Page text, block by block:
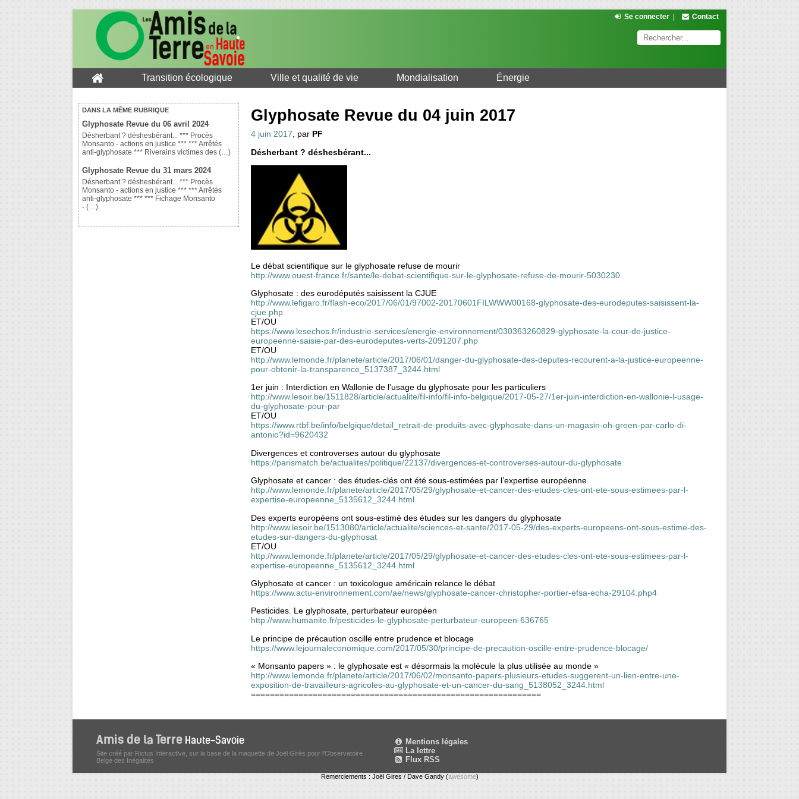
Se connecter Contact
Transition écologique Ville et qualité de vie Mondialisation Énergie
DANS LA MÊME RUBRIQUE
Glyphosate Revue du 06 avril 2024
Désherbant ? déshesbérant... *** Procès
Monsanto - actions en justice *** *** Arrêtés
anti-glyphosate *** Riverains victimes des (…)
Glyphosate Revue du 31 mars 2024
Désherbant ? déshesbérant... *** Procès
Monsanto - actions en justice *** *** Arrêtés
anti-glyphosate *** *** Fichage Monsanto
- (…)
Glyphosate Revue du 04 juin 2017
4 juin 2017, par PF
Désherbant ? déshesbérant...
Le débat scientifique sur le glyphosate refuse de mourir
http://www.ouest-france.fr/sante/le-debat-scientifique-sur-le-glyphosate-refuse-de-mourir-5030230
Glyphosate : des eurodéputés saisissent la CJUE
http://www.lefigaro.fr/flash-eco/2017/06/01/97002-20170601FILWWW00168-glyphosate-des-eurodeputes-saisissent-la-
cjue.php
ET/OU
https://www.lesechos.fr/industrie-services/energie-environnement/030363260829-glyphosate-la-cour-de-justice-
europeenne-saisie-par-des-eurodeputes-verts-2091207.php
ET/OU
http://www.lemonde.fr/planete/article/2017/06/01/danger-du-glyphosate-des-deputes-recourent-a-la-justice-europeenne-
pour-obtenir-la-transparence_5137387_3244.html
1er juin : Interdiction en Wallonie de l’usage du glyphosate pour les particuliers
http://www.lesoir.be/1511828/article/actualite/fil-info/fil-info-belgique/2017-05-27/1er-juin-interdiction-en-wallonie-l-usage-
du-glyphosate-pour-par
ET/OU
https://www.rtbf.be/info/belgique/detail_retrait-de-produits-avec-glyphosate-dans-un-magasin-oh-green-par-carlo-di-
antonio?id=9620432
Divergences et controverses autour du glyphosate
https://parismatch.be/actualites/politique/22137/divergences-et-controverses-autour-du-glyphosate
Glyphosate et cancer : des études-clés ont été sous-estimées par l’expertise européenne
http://www.lemonde.fr/planete/article/2017/05/29/glyphosate-et-cancer-des-etudes-cles-ont-ete-sous-estimees-par-l-
expertise-europeenne_5135612_3244.html
Des experts européens ont sous-estimé des études sur les dangers du glyphosate
http://www.lesoir.be/1513080/article/actualite/sciences-et-sante/2017-05-29/des-experts-europeens-ont-sous-estime-des-
etudes-sur-dangers-du-glyphosat
ET/OU
http://www.lemonde.fr/planete/article/2017/05/29/glyphosate-et-cancer-des-etudes-cles-ont-ete-sous-estimees-par-l-
expertise-europeenne_5135612_3244.html
Glyphosate et cancer : un toxicologue américain relance le débat
https://www.actu-environnement.com/ae/news/glyphosate-cancer-christopher-portier-efsa-echa-29104.php4
Pesticides. Le glyphosate, perturbateur européen
http://www.humanite.fr/pesticides-le-glyphosate-perturbateur-europeen-636765
Le principe de précaution oscille entre prudence et blocage
https://www.lejournaleconomique.com/2017/05/30/principe-de-precaution-oscille-entre-prudence-blocage/
« Monsanto papers » : le glyphosate est « désormais la molécule la plus utilisée au monde »
http://www.lemonde.fr/planete/article/2017/06/02/monsanto-papers-plusieurs-etudes-suggerent-un-lien-entre-une-
exposition-de-travailleurs-agricoles-au-glyphosate-et-un-cancer-du-sang_5138052_3244.html
=============================================================
Site créé par Rictus Interactive, sur la base de la maquette de Joël Girès pour l'Observatoire
Belge des Inégalités
Mentions légales
La lettre
Flux RSS
Remerciements : Joël Gires / Dave Gandy (awesome)